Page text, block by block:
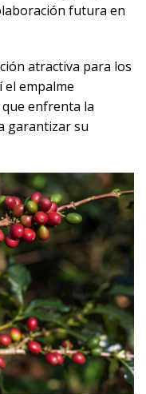
futura en
atractiva para los
empalme
enfrenta la
garantizar su